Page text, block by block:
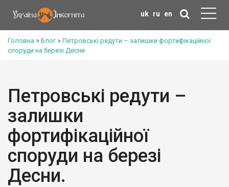
uk ru en
Головна > Блог> Петровські редути – залишки фортифікаційної
споруди на березі Десни.
Петровські редути –
залишки
фортифікаційної
споруди на березі
Десни.